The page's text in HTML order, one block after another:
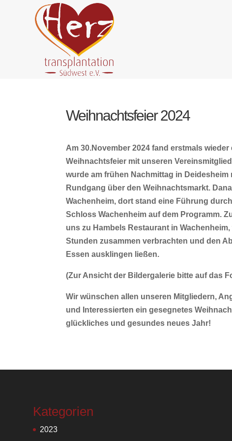
Weihnachtsfeier 2024
Am 30.November 2024 fand erstmals
Weihnachtsfeier mit unseren
wurde am frühen Nachmittag in Deidesheim
Rundgang über den Weihnachtsmarkt.
Wachenheim, dort stand eine Führung
Schloss Wachenheim auf dem Programm.
uns zu Hambels Restaurant in
Stunden zusammen verbrachten und den
Essen ausklingen ließen.
(Zur Ansicht der Bildergalerie bitte auf das
Wir wünschen allen unseren Mitgliedern,
und Interessierten ein gesegnetes
glückliches und gesundes neues Jahr!
Kategorien
2023